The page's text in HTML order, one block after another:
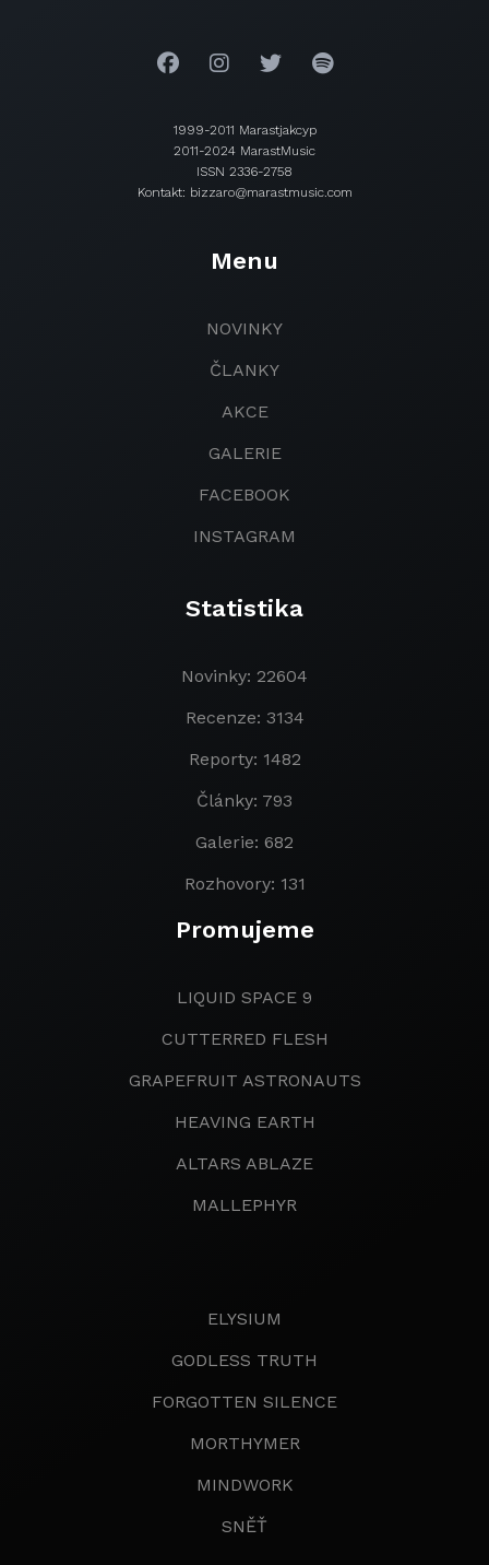
1999-2011 Marastjakcyp
2011-2024 MarastMusic
ISSN 2336-2758
Kontakt: bizzaro@marastmusic.com
Menu
NOVINKY
ČLANKY
AKCE
GALERIE
FACEBOOK
INSTAGRAM
Statistika
Novinky: 22604
Recenze: 3134
Reporty: 1482
Články: 793
Galerie: 682
Rozhovory: 131
Promujeme
LIQUID SPACE 9
CUTTERRED FLESH
GRAPEFRUIT ASTRONAUTS
HEAVING EARTH
ALTARS ABLAZE
MALLEPHYR
ELYSIUM
GODLESS TRUTH
FORGOTTEN SILENCE
MORTHYMER
MINDWORK
SNĚŤ